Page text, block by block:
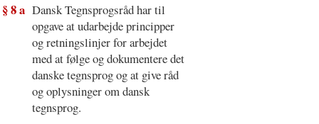
§ 8 a Dansk Tegnsprogsråd har til
opgave at udarbejde principper
og retningslinjer for arbejdet
med at følge og dokumentere det
danske tegnsprog og at give råd
og oplysninger om dansk
tegnsprog.